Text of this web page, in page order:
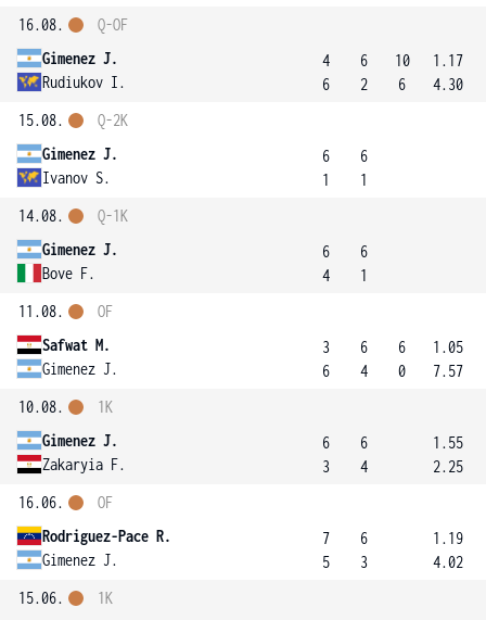
16.08.
Gimenez J.
Rudiukov I.
Q-OF
4
6
6
2
10
6
1.17
4.30
15.08.
Gimenez J.
Ivanov S.
Q-2K
6
1
6
1
14.08.
Gimenez J.
Bove F.
Q-1K
6
4
6
1
11.08.
Safwat M.
Gimenez J.
OF
3
6
6
4
6
0
1.05
7.57
10.08.
Gimenez J.
Zakaryia F.
1K
6
3
6
4
1.55
2.25
16.06.
Rodriguez-Pace R.
Gimenez J.
OF
7
5
6
3
1.19
4.02
15.06.
1K